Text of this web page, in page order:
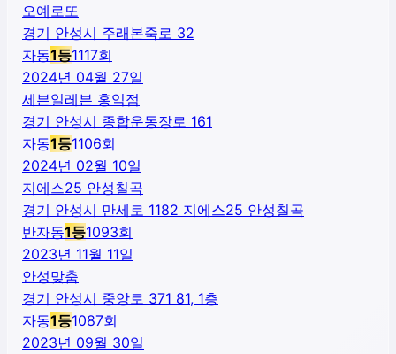
오예로또
경기 안성시 주래본죽로 32
자동1등1117회
2024년 04월 27일
세븐일레븐 홍익점
경기 안성시 종합운동장로 161
자동1등1106회
2024년 02월 10일
지에스25 안성칠곡
경기 안성시 만세로 1182 지에스25 안성칠곡
반자동1등1093회
2023년 11월 11일
안성맞춤
경기 안성시 중앙로 371 81, 1층
자동1등1087회
2023년 09월 30일